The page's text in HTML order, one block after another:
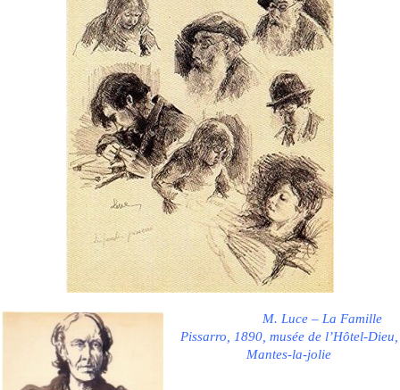
M. Luce – La Famille
Pissarro, 1890, musée de l’Hôtel-Dieu,
Mantes-la-jolie